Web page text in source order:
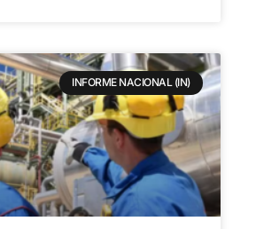
INFORME NACIONAL (IN)